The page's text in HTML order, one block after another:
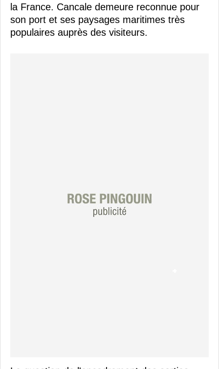
la France. Cancale demeure reconnue pour
son port et ses paysages maritimes très
populaires auprès des visiteurs.